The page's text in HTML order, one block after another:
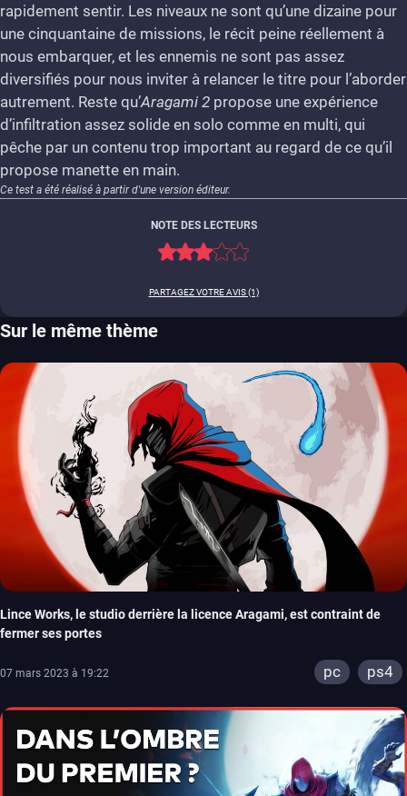
rapidement sentir. Les niveaux ne sont qu’une dizaine pour
une cinquantaine de missions, le récit peine réellement à
nous embarquer, et les ennemis ne sont pas assez
diversifiés pour nous inviter à relancer le titre pour l’aborder
autrement. Reste qu’Aragami 2 propose une expérience
d’infiltration assez solide en solo comme en multi, qui
pêche par un contenu trop important au regard de ce qu’il
propose manette en main.
Ce test a été réalisé à partir d'une version éditeur.
NOTE DES LECTEURS
PARTAGEZ VOTRE AVIS (1)
Sur le même thème
Lince Works, le studio derrière la licence Aragami, est contraint de
fermer ses portes
07 mars 2023 à 19:22 pc ps4